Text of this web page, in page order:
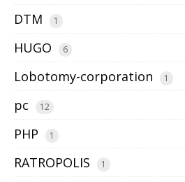
DTM 1
HUGO 6
Lobotomy-corporation 1
pc 12
PHP 1
RATROPOLIS 1